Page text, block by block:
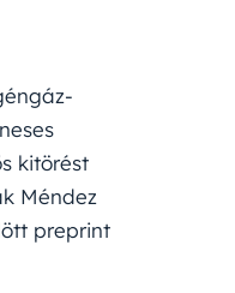
kitörést
Méndez
preprint